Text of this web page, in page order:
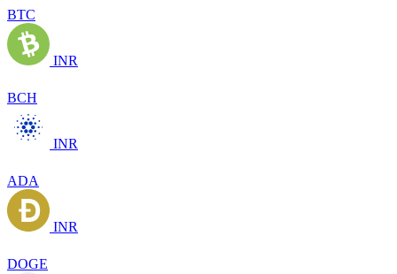
BTC
INR
BCH
INR
ADA
INR
DOGE